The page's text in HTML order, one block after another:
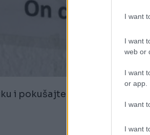
I want
I want
web or
I want
or app.
I want
I want
i pokušajte 'provaliti' šifru.